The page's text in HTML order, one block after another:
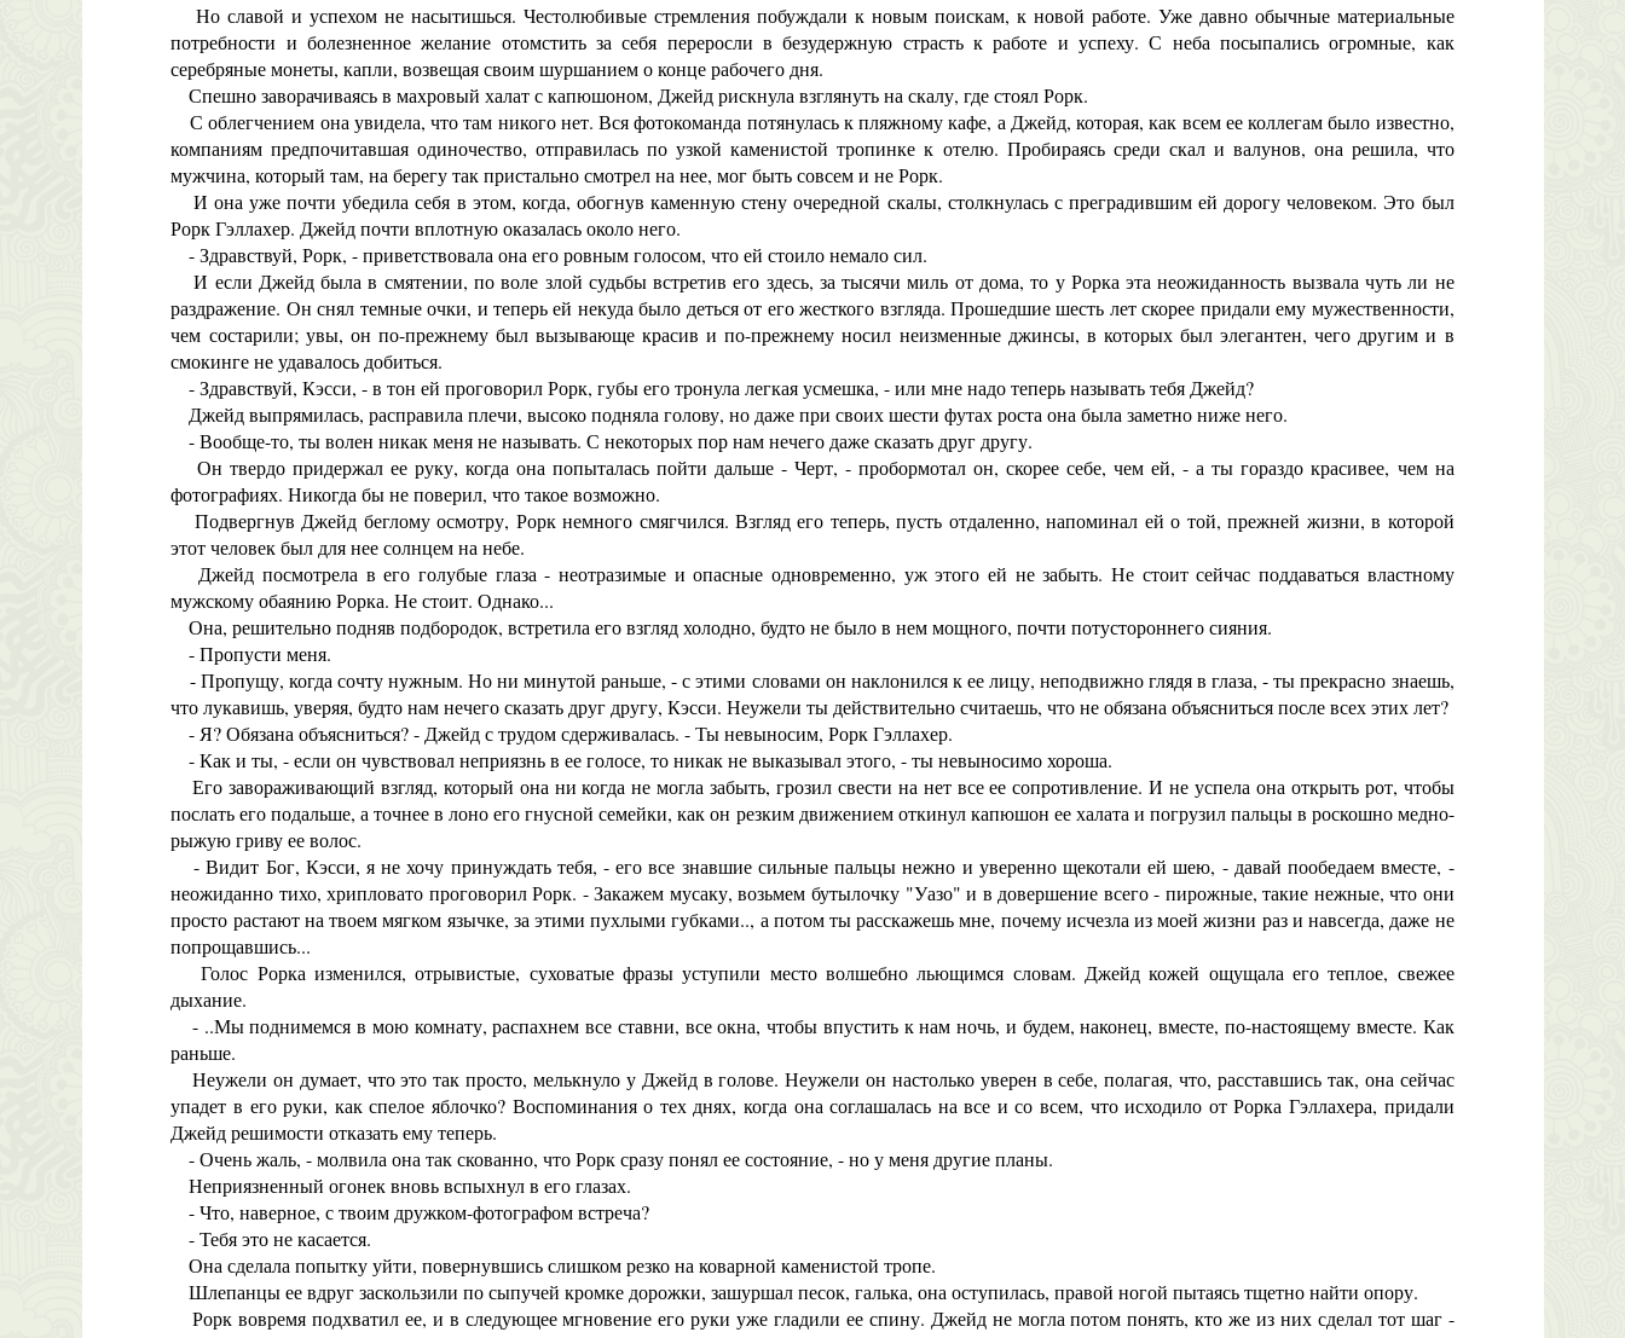
Но славой и успехом не насытишься. Честолюбивые стремления побуждали к новым поискам, к новой работе. Уже давно обычные материальные
потребности и болезненное желание отомстить за себя переросли в безудержную страсть к работе и успеху. С неба посыпались огромные, как
серебряные монеты, капли, возвещая своим шуршанием о конце рабочего дня.
Спешно заворачиваясь в махровый халат с капюшоном, Джейд рискнула взглянуть на скалу, где стоял Рорк.
С облегчением она увидела, что там никого нет. Вся фотокоманда потянулась к пляжному кафе, а Джейд, которая, как всем ее коллегам было известно,
компаниям предпочитавшая одиночество, отправилась по узкой каменистой тропинке к отелю. Пробираясь среди скал и валунов, она решила, что
мужчина, который там, на берегу так пристально смотрел на нее, мог быть совсем и не Рорк.
И она уже почти убедила себя в этом, когда, обогнув каменную стену очередной скалы, столкнулась с преградившим ей дорогу человеком. Это был
Рорк Гэллахер. Джейд почти вплотную оказалась около него.
- Здравствуй, Рорк, - приветствовала она его ровным голосом, что ей стоило немало сил.
И если Джейд была в смятении, по воле злой судьбы встретив его здесь, за тысячи миль от дома, то у Рорка эта неожиданность вызвала чуть ли не
раздражение. Он снял темные очки, и теперь ей некуда было деться от его жесткого взгляда. Прошедшие шесть лет скорее придали ему мужественности,
чем состарили; увы, он по-прежнему был вызывающе красив и по-прежнему носил неизменные джинсы, в которых был элегантен, чего другим и в
смокинге не удавалось добиться.
- Здравствуй, Кэсси, - в тон ей проговорил Рорк, губы его тронула легкая усмешка, - или мне надо теперь называть тебя Джейд?
Джейд выпрямилась, расправила плечи, высоко подняла голову, но даже при своих шести футах роста она была заметно ниже него.
- Вообще-то, ты волен никак меня не называть. С некоторых пор нам нечего даже сказать друг другу.
Он твердо придержал ее руку, когда она попыталась пойти дальше - Черт, - пробормотал он, скорее себе, чем ей, - а ты гораздо красивее, чем на
фотографиях. Никогда бы не поверил, что такое возможно.
Подвергнув Джейд беглому осмотру, Рорк немного смягчился. Взгляд его теперь, пусть отдаленно, напоминал ей о той, прежней жизни, в которой
этот человек был для нее солнцем на небе.
Джейд посмотрела в его голубые глаза - неотразимые и опасные одновременно, уж этого ей не забыть. Не стоит сейчас поддаваться властному
мужскому обаянию Рорка. Не стоит. Однако...
Она, решительно подняв подбородок, встретила его взгляд холодно, будто не было в нем мощного, почти потустороннего сияния.
- Пропусти меня.
- Пропущу, когда сочту нужным. Но ни минутой раньше, - с этими словами он наклонился к ее лицу, неподвижно глядя в глаза, - ты прекрасно знаешь,
что лукавишь, уверяя, будто нам нечего сказать друг другу, Кэсси. Неужели ты действительно считаешь, что не обязана объясниться после всех этих лет?
- Я? Обязана объясниться? - Джейд с трудом сдерживалась. - Ты невыносим, Рорк Гэллахер.
- Как и ты, - если он чувствовал неприязнь в ее голосе, то никак не выказывал этого, - ты невыносимо хороша.
Его завораживающий взгляд, который она ни когда не могла забыть, грозил свести на нет все ее сопротивление. И не успела она открыть рот, чтобы
послать его подальше, а точнее в лоно его гнусной семейки, как он резким движением откинул капюшон ее халата и погрузил пальцы в роскошно медно-
рыжую гриву ее волос.
- Видит Бог, Кэсси, я не хочу принуждать тебя, - его все знавшие сильные пальцы нежно и уверенно щекотали ей шею, - давай пообедаем вместе, -
неожиданно тихо, хрипловато проговорил Рорк. - Закажем мусаку, возьмем бутылочку "Уазо" и в довершение всего - пирожные, такие нежные, что они
просто растают на твоем мягком язычке, за этими пухлыми губками.., а потом ты расскажешь мне, почему исчезла из моей жизни раз и навсегда, даже не
попрощавшись...
Голос Рорка изменился, отрывистые, суховатые фразы уступили место волшебно льющимся словам. Джейд кожей ощущала его теплое, свежее
дыхание.
- ..Мы поднимемся в мою комнату, распахнем все ставни, все окна, чтобы впустить к нам ночь, и будем, наконец, вместе, по-настоящему вместе. Как
раньше.
Неужели он думает, что это так просто, мелькнуло у Джейд в голове. Неужели он настолько уверен в себе, полагая, что, расставшись так, она сейчас
упадет в его руки, как спелое яблочко? Воспоминания о тех днях, когда она соглашалась на все и со всем, что исходило от Рорка Гэллахера, придали
Джейд решимости отказать ему теперь.
- Очень жаль, - молвила она так скованно, что Рорк сразу понял ее состояние, - но у меня другие планы.
Неприязненный огонек вновь вспыхнул в его глазах.
- Что, наверное, с твоим дружком-фотографом встреча?
- Тебя это не касается.
Она сделала попытку уйти, повернувшись слишком резко на коварной каменистой тропе.
Шлепанцы ее вдруг заскользили по сыпучей кромке дорожки, зашуршал песок, галька, она оступилась, правой ногой пытаясь тщетно найти опору.
Рорк вовремя подхватил ее, и в следующее мгновение его руки уже гладили ее спину. Джейд не могла потом понять, кто же из них сделал тот шаг -